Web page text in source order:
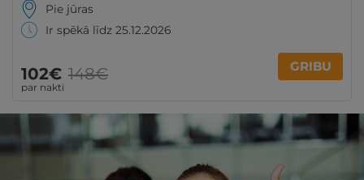
Pie jūras
Ir spēkā līdz 25.12.2026
102€
par nakti
148€ GRIBU